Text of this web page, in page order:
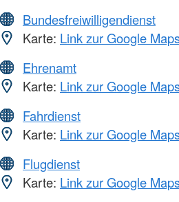
Bundesfreiwilligendienst
Karte: Link zur Google
Ehrenamt
Karte: Link zur Google
Fahrdienst
Karte: Link zur Google
Flugdienst
Karte: Link zur Google